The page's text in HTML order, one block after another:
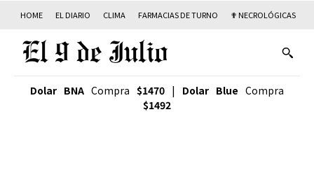
HOME EL DIARIO CLIMA FARMACIAS DE TURNO ✟ NECROLÓGICAS
Dolar BNA Compra $1470 | Dolar Blue Compra
$1492